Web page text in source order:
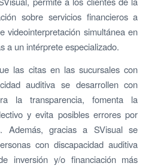
sobre servicios financieros a
videointerpretación simultánea en
a un intérprete especializado.
las citas en las sucursales con
auditiva se desarrollen con
la transparencia, fomenta la
y evita posibles errores por
Además, gracias a SVisual se
con discapacidad auditiva
inversión y/o financiación más